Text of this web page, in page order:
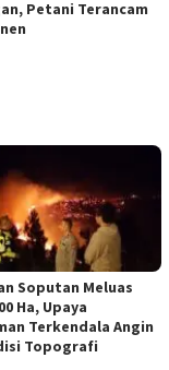
Petani Terancam
Soputan Meluas
Ha, Upaya
Terkendala Angin
Topografi